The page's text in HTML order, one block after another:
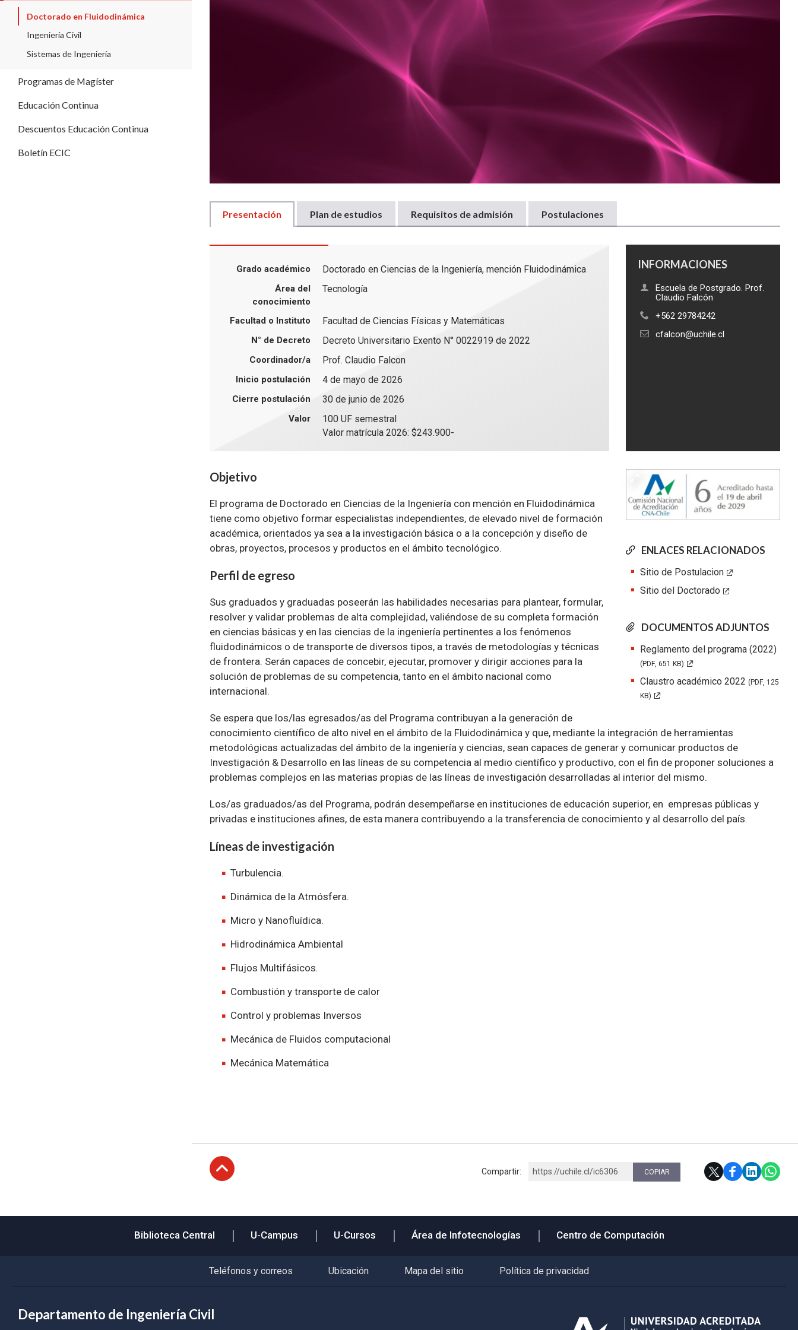
Doctorado en Fluidodinámica
Ingeniería Civil
Sistemas de Ingeniería
Programas de Magíster
Educación Continua
Descuentos Educación Continua
Boletín ECIC
Presentación Plan de estudios Requisitos de admisión Postulaciones
INFORMACIONES
Escuela de Postgrado. Prof.
Claudio Falcón
+562 29784242
cfalcon@uchile.cl
Grado académico Doctorado en Ciencias de la Ingeniería, mención Fluidodinámica
Área del
conocimiento
Tecnología
Facultad o Instituto Facultad de Ciencias Físicas y Matemáticas
N° de Decreto Decreto Universitario Exento N° 0022919 de 2022
Coordinador/a Prof. Claudio Falcon
Inicio postulación 4 de mayo de 2026
Cierre postulación 30 de junio de 2026
Valor
100 UF semestral
Valor matrícula 2026: $243.900-
ENLACES RELACIONADOS
Sitio de Postulacion
Sitio del Doctorado
DOCUMENTOS ADJUNTOS
Reglamento del programa (2022)
(PDF, 651 KB)
Claustro académico 2022 (PDF, 125
KB)
Objetivo
El programa de Doctorado en Ciencias de la Ingeniería con mención en Fluidodinámica
tiene como objetivo formar especialistas independientes, de elevado nivel de formación
académica, orientados ya sea a la investigación básica o a la concepción y diseño de
obras, proyectos, procesos y productos en el ámbito tecnológico.
Perfil de egreso
Sus graduados y graduadas poseerán las habilidades necesarias para plantear, formular,
resolver y validar problemas de alta complejidad, valiéndose de su completa formación
en ciencias básicas y en las ciencias de la ingeniería pertinentes a los fenómenos
fluidodinámicos o de transporte de diversos tipos, a través de metodologías y técnicas
de frontera. Serán capaces de concebir, ejecutar, promover y dirigir acciones para la
solución de problemas de su competencia, tanto en el ámbito nacional como
internacional.
Se espera que los/las egresados/as del Programa contribuyan a la generación de
conocimiento científico de alto nivel en el ámbito de la Fluidodinámica y que, mediante la integración de herramientas
metodológicas actualizadas del ámbito de la ingeniería y ciencias, sean capaces de generar y comunicar productos de
Investigación & Desarrollo en las líneas de su competencia al medio científico y productivo, con el fin de proponer soluciones a
problemas complejos en las materias propias de las líneas de investigación desarrolladas al interior del mismo.
Los/as graduados/as del Programa, podrán desempeñarse en instituciones de educación superior, en empresas públicas y
privadas e instituciones afines, de esta manera contribuyendo a la transferencia de conocimiento y al desarrollo del país.
Líneas de investigación
Turbulencia.
Dinámica de la Atmósfera.
Micro y Nanofluídica.
Hidrodinámica Ambiental
Flujos Multifásicos.
Combustión y transporte de calor
Control y problemas Inversos
Mecánica de Fluidos computacional
Mecánica Matemática
Compartir: https://uchile.cl/ic6306 COPIAR
Biblioteca Central U-Campus U-Cursos Área de Infotecnologías Centro de Computación
Teléfonos y correos Ubicación Mapa del sitio Política de privacidad
Departamento de Ingeniería Civil